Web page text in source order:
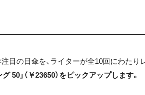
目の日傘を、ライターが全10回にわたり
グ 50」（￥23650）をピックアップします。